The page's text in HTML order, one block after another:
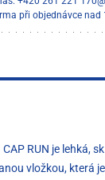
při objednávce nad
CAP RUN je lehká,
vložkou, která